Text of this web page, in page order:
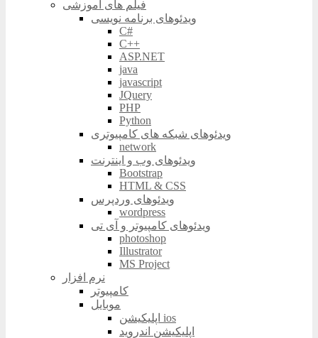
فیلم های آموزشی
ویدئوهای برنامه نویسی
C#
C++
ASP.NET
java
javascript
JQuery
PHP
Python
ویدئوهای شبکه های کامپیوتری
network
ویدئوهای وب و اینترنت
Bootstrap
HTML & CSS
ویدئوهای وردپرس
wordpress
ویدئوهای کامپیوتر و آی تی
photoshop
Illustrator
MS Project
نرم افزار
کامپیوتر
موبایل
اپلیکیشن ios
اپلیکیشن اندروید